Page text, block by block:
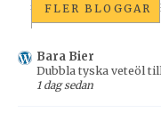
FLER BLOGGAR
Bara Bier
Dubbla tyska veteöl
1 dag sedan